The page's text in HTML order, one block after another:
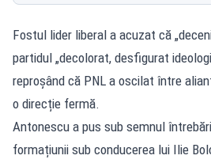
Fostul lider liberal a acuzat că
partidul „decolorat, desfigurat
reproșând că PNL a oscilat între
o direcție fermă.
Antonescu a pus sub semnul
formațiunii sub conducerea lui Ilie